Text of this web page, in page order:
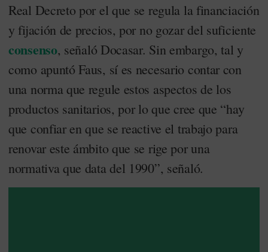
Real Decreto por el que se regula la financiación
y fijación de precios, por no gozar del suficiente
consenso, señaló Docasar. Sin embargo, tal y
como apuntó Faus, sí es necesario contar con
una norma que regule estos aspectos de los
productos sanitarios, por lo que cree que “hay
que confiar en que se reactive el trabajo para
renovar este ámbito que se rige por una
normativa que data del 1990”, señaló.